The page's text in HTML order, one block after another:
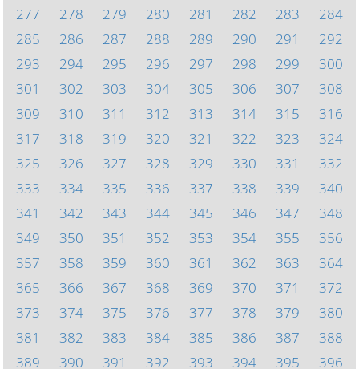
277
278 279 280 281 282 283
284
285
286 287 288 289 290 291
292
293
294 295 296 297 298 299
300
301
302 303 304 305 306 307
308
309
310 311 312 313 314 315
316
317
318 319 320 321 322 323
324
325
326 327 328 329 330 331
332
333
334 335 336 337 338 339
340
341
342 343 344 345 346 347
348
349
350 351 352 353 354 355
356
357
358 359 360 361 362 363
364
365
366 367 368 369 370 371
372
373
374 375 376 377 378 379
380
381
382 383 384 385 386 387
388
389
390 391 392 393 394 395 396